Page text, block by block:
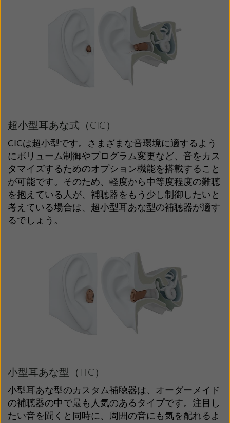
超小型耳あな式（CIC）
CICは超小型です。さまざまな音環境に適するよう
にボリューム制御やプログラム変更など、音をカス
タマイズするためのオプション機能を搭載すること
が可能です。そのため、軽度から中等度程度の難聴
を抱えている人が、補聴器をもう少し制御したいと
考えている場合は、超小型耳あな型の補聴器が適す
るでしょう。
小型耳あな型（ITC）
小型耳あな型のカスタム補聴器は、オーダーメイド
の補聴器の中で最も人気のあるタイプです。注目し
たい音を聞くと同時に、周囲の音にも気を配れるよ